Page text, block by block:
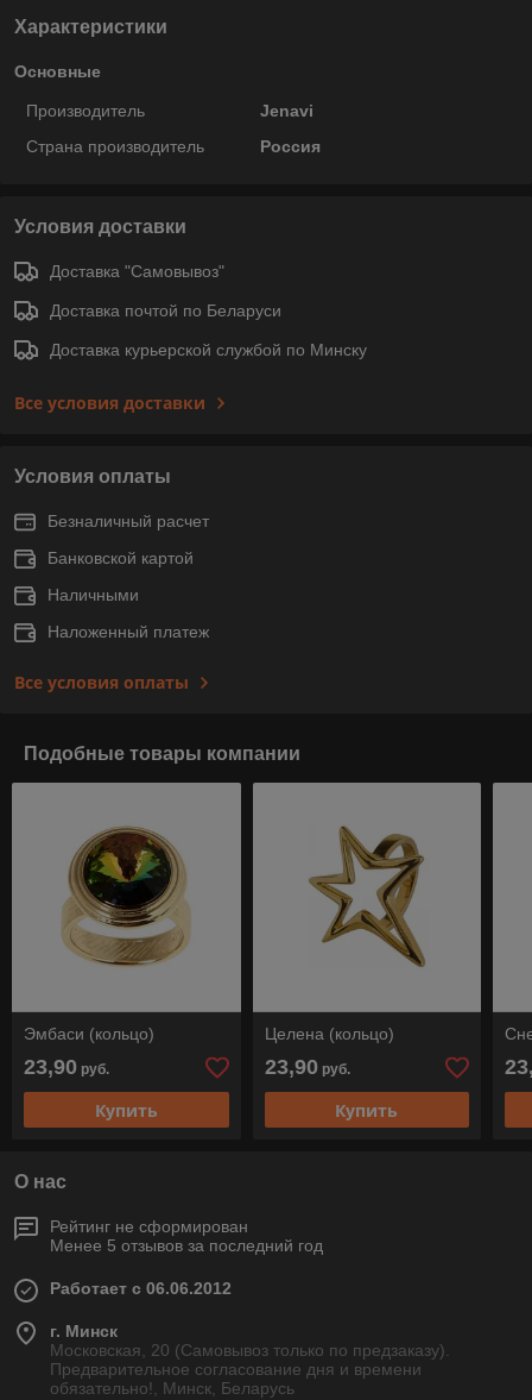
Характеристики
Основные
Производитель
Jenavi
Страна производитель
Россия
Условия доставки
Доставка "Самовывоз"
Доставка почтой по Беларуси
Доставка курьерской службой по Минску
Все условия доставки
Условия оплаты
Безналичный расчет
Банковской картой
Наличными
Наложенный платеж
Все условия оплаты
Подобные товары компании
Эмбаси (кольцо)
23,90 руб.
Купить
Целена (кольцо)
23,90 руб.
Купить
О нас
Рейтинг не сформирован
Менее 5 отзывов за последний год
Работает с 06.06.2012
г. Минск
Московская, 20 (Самовывоз только по предзаказу).
Предварительное согласование дня и времени
обязательно!, Минск, Беларусь